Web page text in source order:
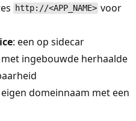
http://<APP_NAME> voor
: een op sidecar
ingebouwde herhaalde
domeinnaam met een